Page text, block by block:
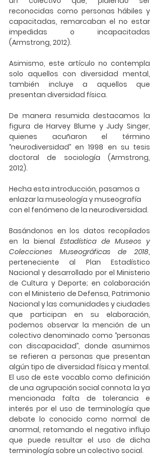
reconocidas como personas hábiles y
capacitadas, remarcaban el no estar
impedidas o incapacitadas
(Armstrong, 2012).
Asimismo, este artículo no contempla
solo aquellos con diversidad mental,
también incluye a aquellos que
presentan diversidad física.
De manera resumida destacamos la
figura de Harvey Blume y Judy Singer,
quienes acuñaron el término
‘’neurodiversidad’’ en 1998 en su tesis
doctoral de sociología (Armstrong,
2012).
Hecha esta introducción, pasamos a
enlazar la museología y museografía
con el fenómeno de la neurodiversidad.
Basándonos en los datos recopilados
en la bienal Estadística de Museos y
Colecciones Museográficas de 2018,
perteneciente al Plan Estadístico
Nacional y desarrollado por el Ministerio
de Cultura y Deporte; en colaboración
con el Ministerio de Defensa, Patrimonio
Nacional y las comunidades y ciudades
que participan en su elaboración,
podemos observar la mención de un
colectivo denominado como ‘’personas
con discapacidad’’, donde asumimos
se refieren a personas que presentan
algún tipo de diversidad física y mental.
El uso de este vocablo como definición
de una agrupación social connota la ya
mencionada falta de tolerancia e
interés por el uso de terminología que
debate lo conocido como normal de
anormal, retomando el negativo influjo
que puede resultar el uso de dicha
terminología sobre un colectivo social.